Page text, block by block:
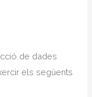
de dades
els següents